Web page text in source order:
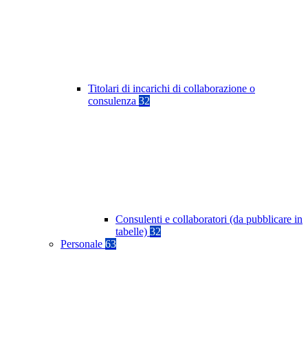
Titolari di incarichi di collaborazione o
consulenza 32
Consulenti e collaboratori (da pubblicare in
tabelle) 32
Personale 63